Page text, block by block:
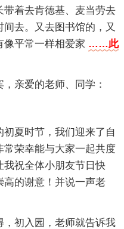
着去肯德基、麦当劳去
去。又去图书馆的，又
像平常一样相爱家 ……此
亲爱的老师、同学：
夏时节，我们迎来了自
荣幸能与大家一起共度
祝全体小朋友节日快
高的谢意！并说一声老
初入园，老师就告诉我